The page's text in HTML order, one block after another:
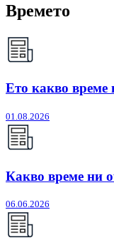
Времето
Ето какво време
01.08.2026
Какво време ни
06.06.2026